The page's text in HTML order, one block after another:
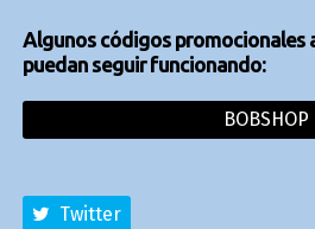
Algunos códigos promocionales
puedan seguir funcionando:
BOBSHOP
Twitter